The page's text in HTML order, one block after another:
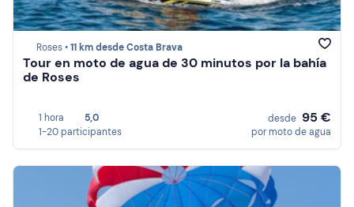
Roses •11 km desde Costa Brava
Tour en moto de agua de 30 minutos por la bahía
de Roses
1 hora
5,0
1-20 participantes
desde 95 €
por moto de agua